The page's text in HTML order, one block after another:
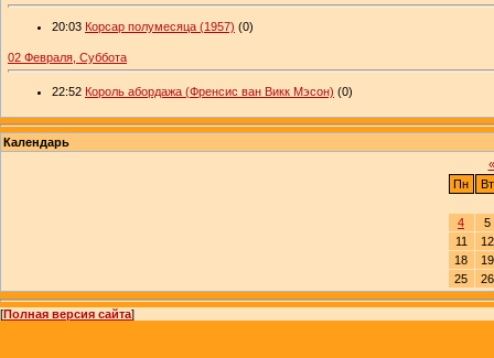
20:03 Корсар полумесяца (1957) (0)
02 Февраля, Суббота
22:52 Король абордажа (Френсис ван Викк Мэсон) (0)
Календарь
«
Пн
Вт
4
5
11
12
18
19
25
26
[Полная версия сайта]